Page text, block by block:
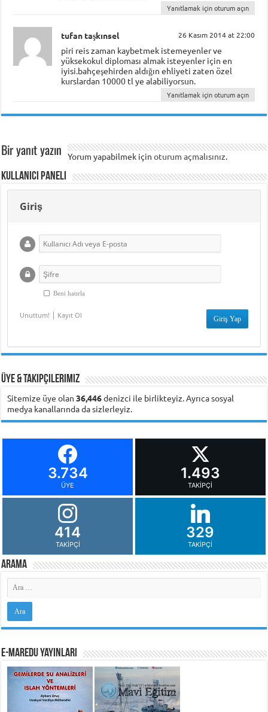
Yanıtlamak için oturum açın
tufan taşkınsel 26 Kasım 2014 at 22:00
piri reis zaman kaybetmek istemeyenler ve
yüksekokul diploması almak isteyenler için en
iyisi.bahçeşehirden aldığın ehliyeti zaten özel
kurslardan 10000 tl ye alabiliyorsun.
Yanıtlamak için oturum açın
Bir yanıt yazın Yorum yapabilmek içinoturum açmalısınız.
Kullanıcı Paneli
Giriş
Beni hatırla
Unuttum! | Kayıt Ol
Üye & Takipçilerimiz
Sitemize üye olan36,446denizci ile birlikteyiz. Ayrıca sosyal
medya kanallarında da sizlerleyiz.
3.734
ÜYE
1.493
TAKIPÇI
414
TAKIPÇI
329
TAKIPÇI
Arama
e-MarEdu Yayınları